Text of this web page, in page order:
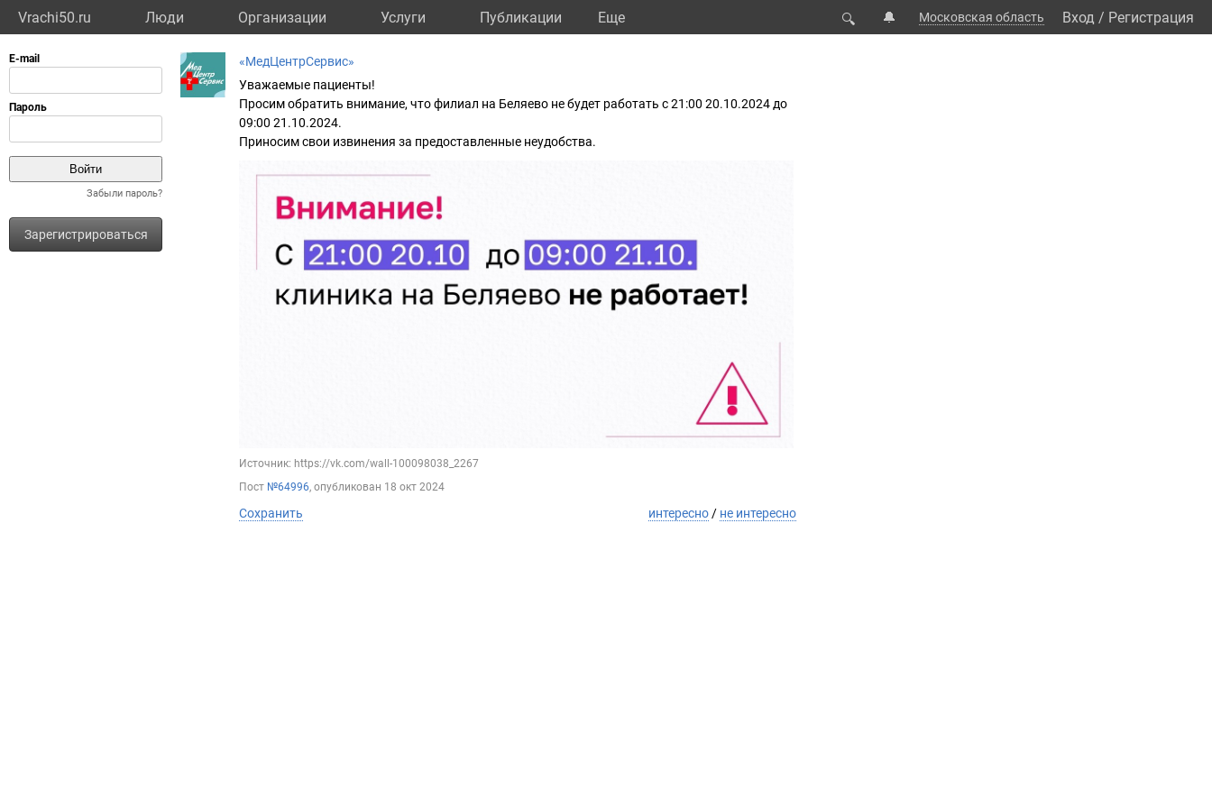
Vrachi50.ru Люди Организации Услуги Публикации Eще 🔍 🔔 Московская область Вход / Регистрация
Забыли пароль?
Зарегистрироваться
«МедЦентрСервис»
Уважаемые пациенты!
Просим обратить внимание, что филиал на Беляево не будет работать с 21:00 20.10.2024 до
09:00 21.10.2024.
Приносим свои извинения за предоставленные неудобства.
Источник: https://vk.com/wall-100098038_2267
Пост №64996, опубликован 18 окт 2024
Сохранить интересно / не интересно